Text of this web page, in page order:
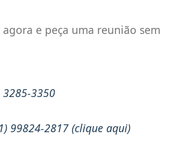
e peça uma reunião sem
3285-3350
99824-2817 (clique aqui)